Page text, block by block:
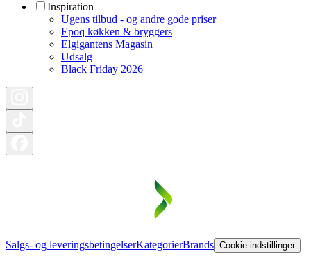
Inspiration
Ugens tilbud - og andre gode priser
Epoq køkken & bryggers
Elgigantens Magasin
Udsalg
Black Friday 2026
Salgs- og leveringsbetingelserKategorierBrands Cookie indstillinger